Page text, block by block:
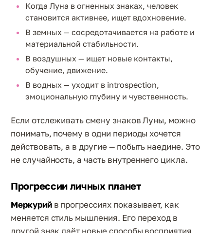
Когда Луна в огненных знаках, человек
становится активнее, ищет вдохновение.
В земных — сосредотачивается на работе и
материальной стабильности.
В воздушных — ищет новые контакты,
обучение, движение.
В водных — уходит в introspection,
эмоциональную глубину и чувственность.
Если отслеживать смену знаков Луны, можно
понимать, почему в одни периоды хочется
действовать, а в другие — побыть наедине. Это
не случайность, а часть внутреннего цикла.
Прогрессии личных планет
Меркурийв прогрессиях показывает, как
меняется стиль мышления. Его переход в
другой знак даёт новые способы восприятия